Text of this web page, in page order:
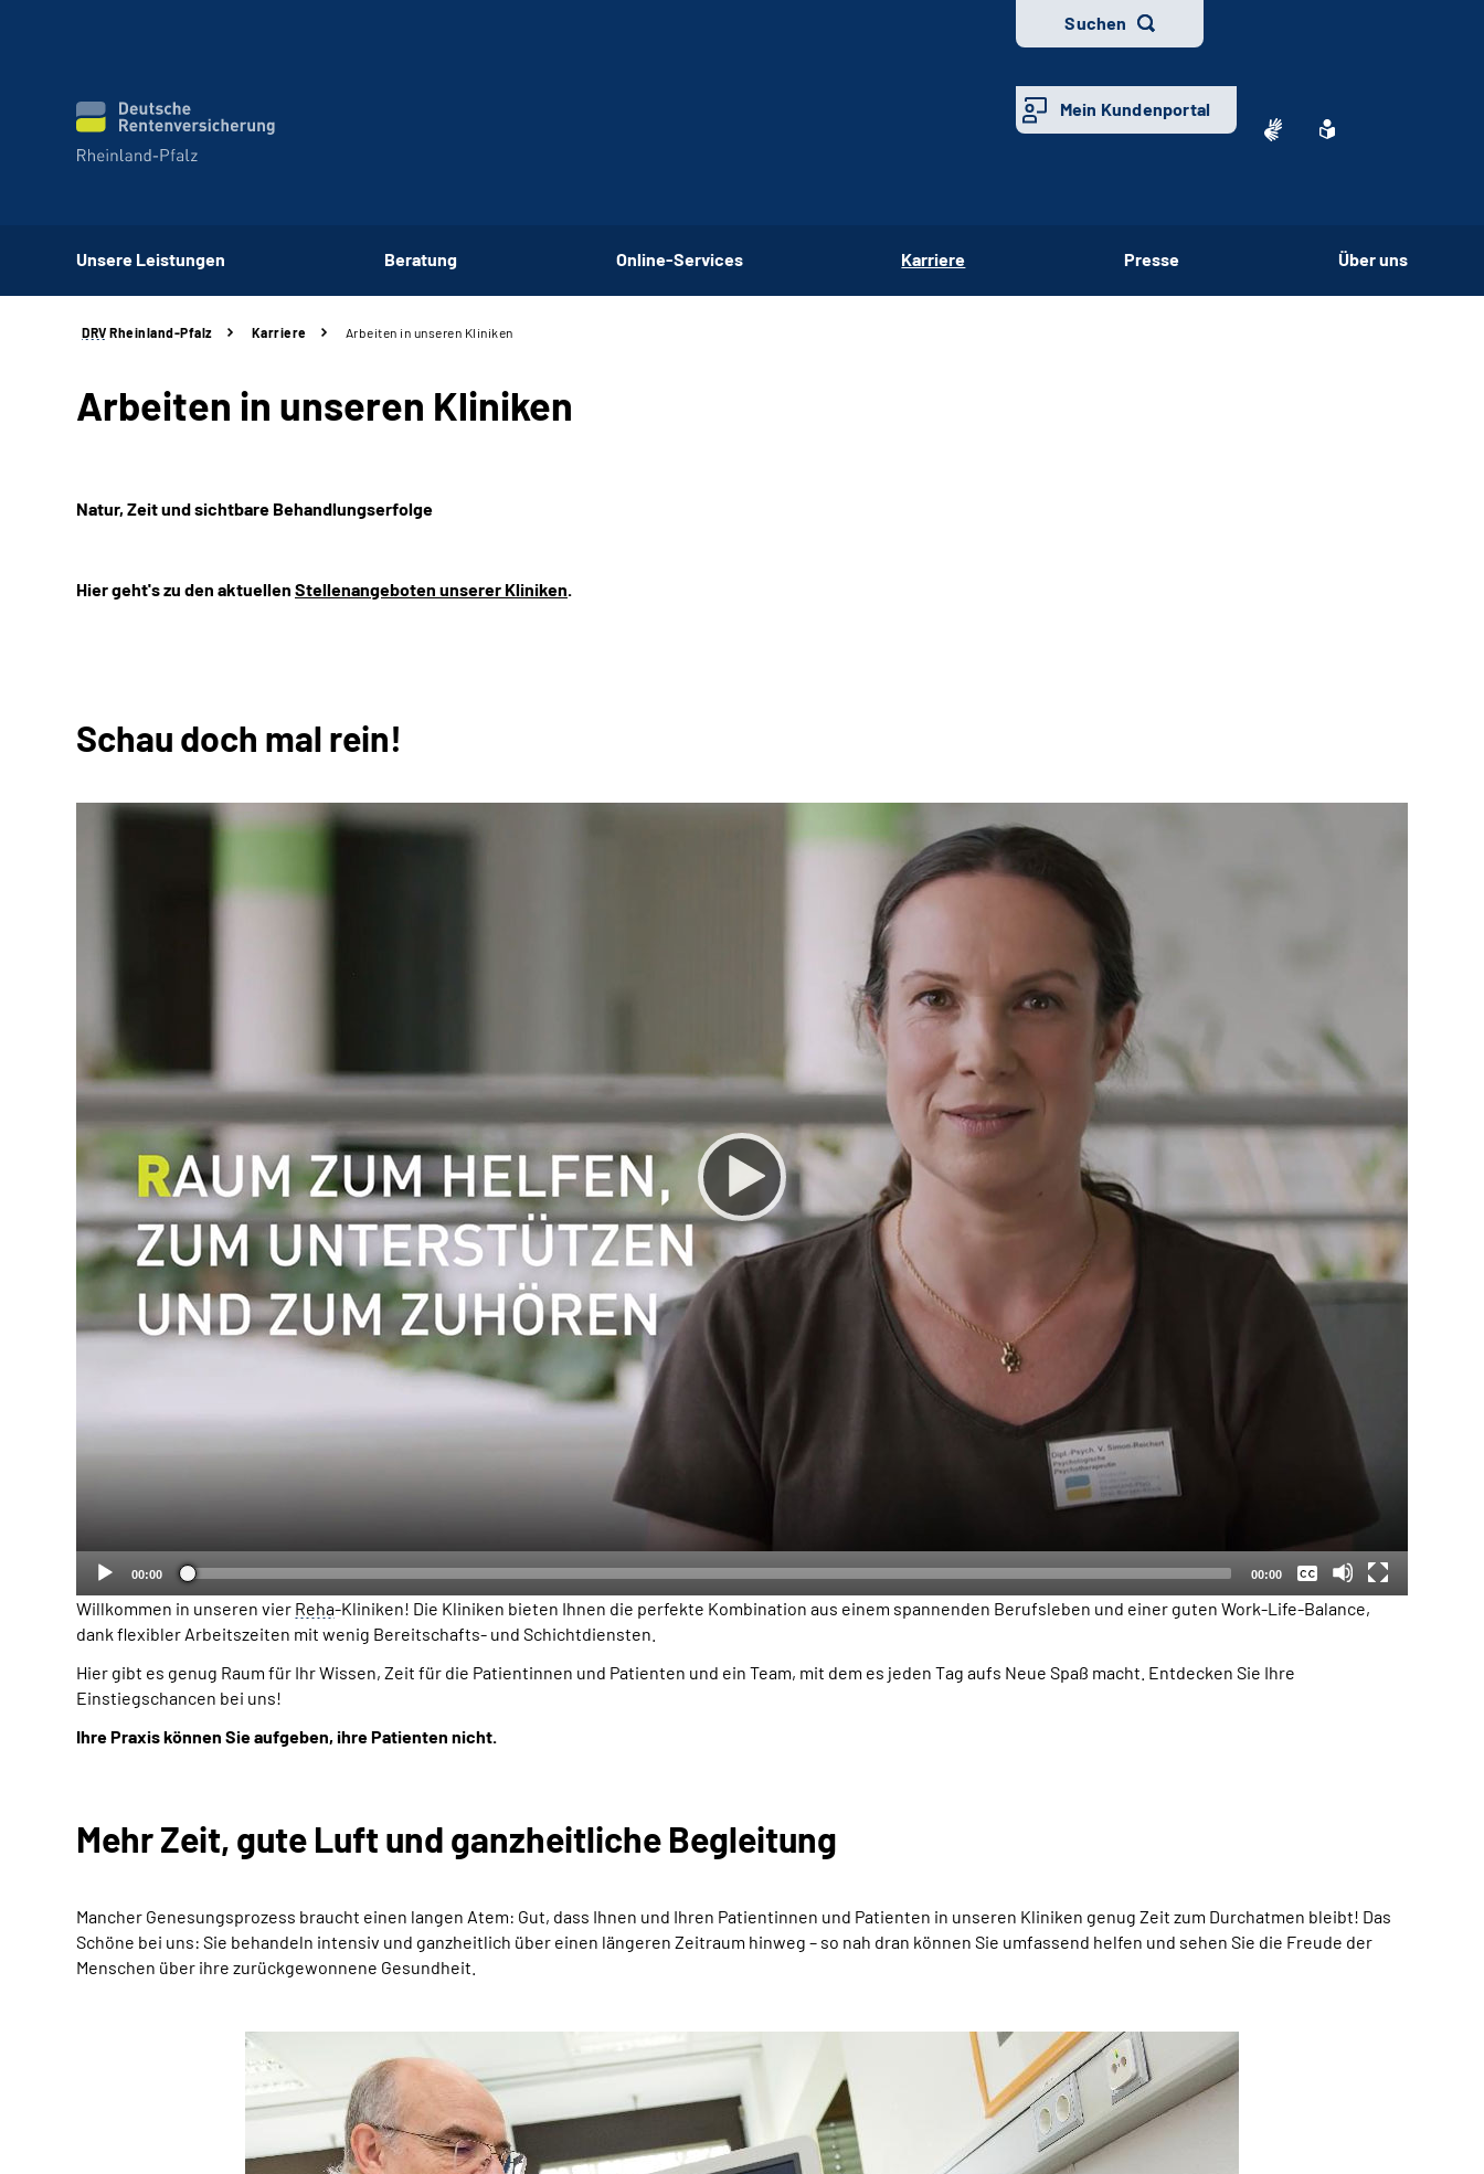
Suchen
Mein Kundenportal
Unsere Leistungen Beratung Online-Services Karriere Presse Über uns
DRV Rheinland-Pfalz Karriere Arbeiten in unseren Kliniken
Arbeiten in unseren Kliniken
Natur, Zeit und sichtbare Behandlungserfolge
Hier geht's zu den aktuellen Stellenangeboten unserer Kliniken.
Schau doch mal rein!
00:00 00:00
Deutsch
Willkommen in unseren vier Reha-Kliniken! Die Kliniken bieten Ihnen die perfekte Kombination aus einem spannenden Berufsleben und einer guten Work-Life-Balance,
dank flexibler Arbeitszeiten mit wenig Bereitschafts- und Schichtdiensten.
Hier gibt es genug Raum für Ihr Wissen, Zeit für die Patientinnen und Patienten und ein Team, mit dem es jeden Tag aufs Neue Spaß macht. Entdecken Sie Ihre
Einstiegschancen bei uns!
Ihre Praxis können Sie aufgeben, ihre Patienten nicht.
Mehr Zeit, gute Luft und ganzheitliche Begleitung
Mancher Genesungsprozess braucht einen langen Atem: Gut, dass Ihnen und Ihren Patientinnen und Patienten in unseren Kliniken genug Zeit zum Durchatmen bleibt! Das
Schöne bei uns: Sie behandeln intensiv und ganzheitlich über einen längeren Zeitraum hinweg – so nah dran können Sie umfassend helfen und sehen Sie die Freude der
Menschen über ihre zurückgewonnene Gesundheit.